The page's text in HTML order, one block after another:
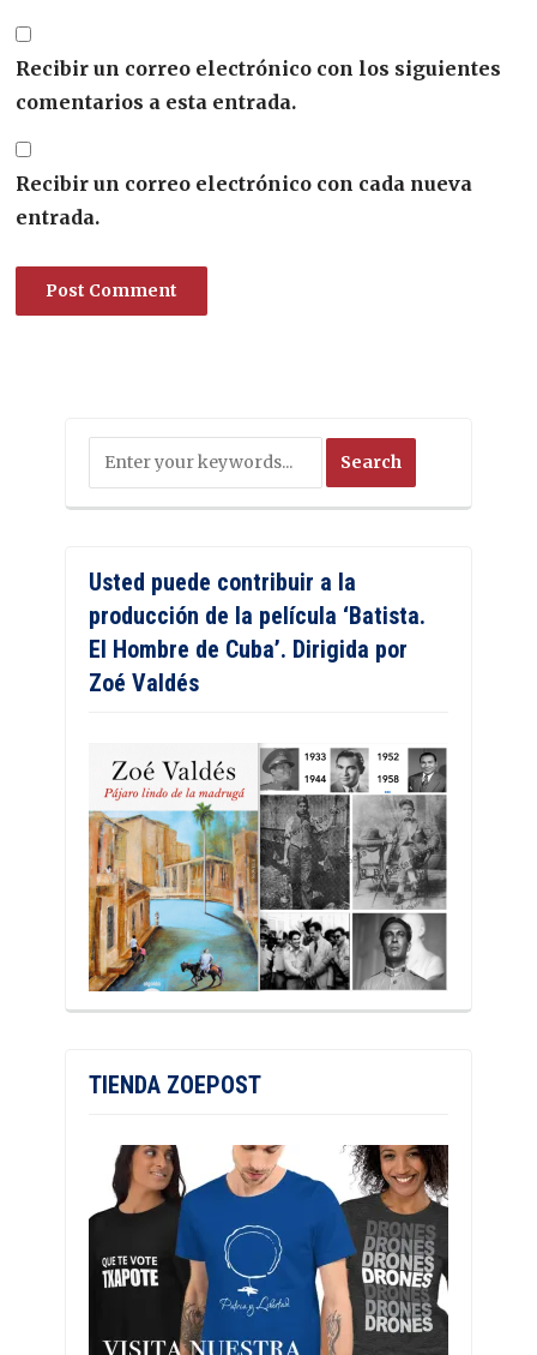
Recibir un correo electrónico con los siguientes
comentarios a esta entrada.
Recibir un correo electrónico con cada nueva
entrada.
Usted puede contribuir a la
producción de la película ‘Batista.
El Hombre de Cuba’. Dirigida por
Zoé Valdés
TIENDA ZOEPOST